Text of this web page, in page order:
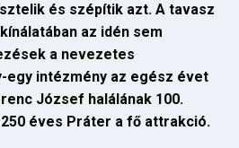
és szépítik azt. A tavasz
az idén sem
a nevezetes
egy intézmény az egész évet
József halálának 100.
éves Práter a fő attrakció.